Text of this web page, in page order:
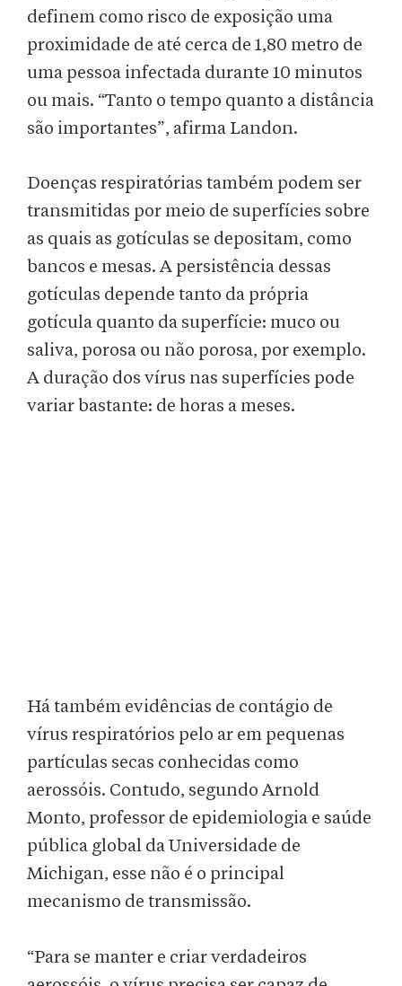
definem como risco de exposição uma
proximidade de até cerca de 1,80 metro de
uma pessoa infectada durante 10 minutos
ou mais. “Tanto o tempo quanto a distância
são importantes”, afirma Landon.
Doenças respiratórias também podem ser
transmitidas por meio de superfícies sobre
as quais as gotículas se depositam, como
bancos e mesas. A persistência dessas
gotículas depende tanto da própria
gotícula quanto da superfície: muco ou
saliva, porosa ou não porosa, por exemplo.
A duração dos vírus nas superfícies pode
variar bastante: de horas a meses.
Há também evidências de contágio de
vírus respiratórios pelo ar em pequenas
partículas secas conhecidas como
aerossóis. Contudo, segundo Arnold
Monto, professor de epidemiologia e saúde
pública global da Universidade de
Michigan, esse não é o principal
mecanismo de transmissão.
“Para se manter e criar verdadeiros